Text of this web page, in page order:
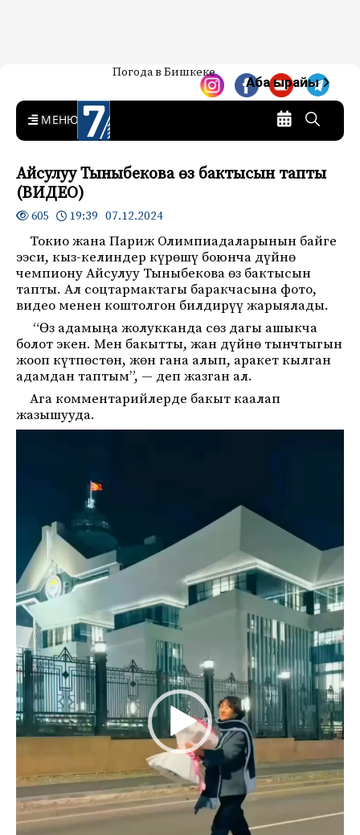
7-канал. Жаңылыктар —
Кыргызстан
Жаңылыктар — Кыргызстан
Погода в Бишкеке
Аба ырайы
MENU
Айсулуу Тыныбекова өз бактысын тапты
(ВИДЕО)
605 19:39 07.12.2024
Токио жана Париж Олимпиадаларынын байге
ээси, кыз-келиндер күрөшү боюнча дүйнө
чемпиону Айсулуу Тыныбекова өз бактысын
тапты. Ал соцтармактагы баракчасына фото,
видео менен коштолгон билдирүү жарыялады.
“Өз адамыңа жолукканда сөз дагы ашыкча
болот экен. Мен бакытты, жан дүйнө тынчтыгын
жооп күтпөстөн, жөн гана алып, аракет кылган
адамдан таптым”, — деп жазган ал.
Ага комментарийлерде бакыт каалап
жазышууда.